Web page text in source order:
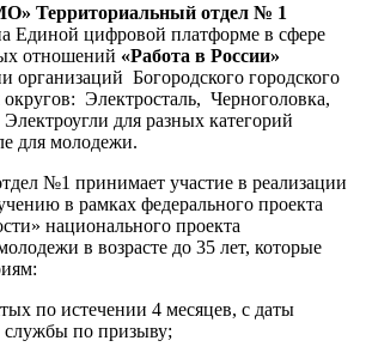
Территориальный отдел № 1
Единой цифровой платформе в сфере
отношений «Работа в России»
организаций Богородского городского
округов: Электросталь, Черноголовка,
для разных категорий
для молодежи.
№1 принимает участие в реализации
в рамках федерального проекта
национального проекта
в возрасте до 35 лет, которые
по истечении 4 месяцев, с даты
службы по призыву;